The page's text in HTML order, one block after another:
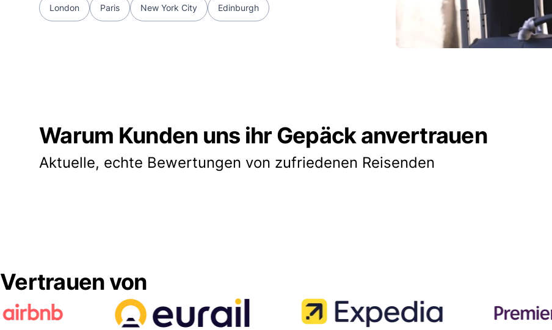
London Paris New York City Edinburgh
Warum Kunden uns ihr Gepäck anvertrauen
Aktuelle, echte Bewertungen von zufriedenen Reisenden
Vertrauen von